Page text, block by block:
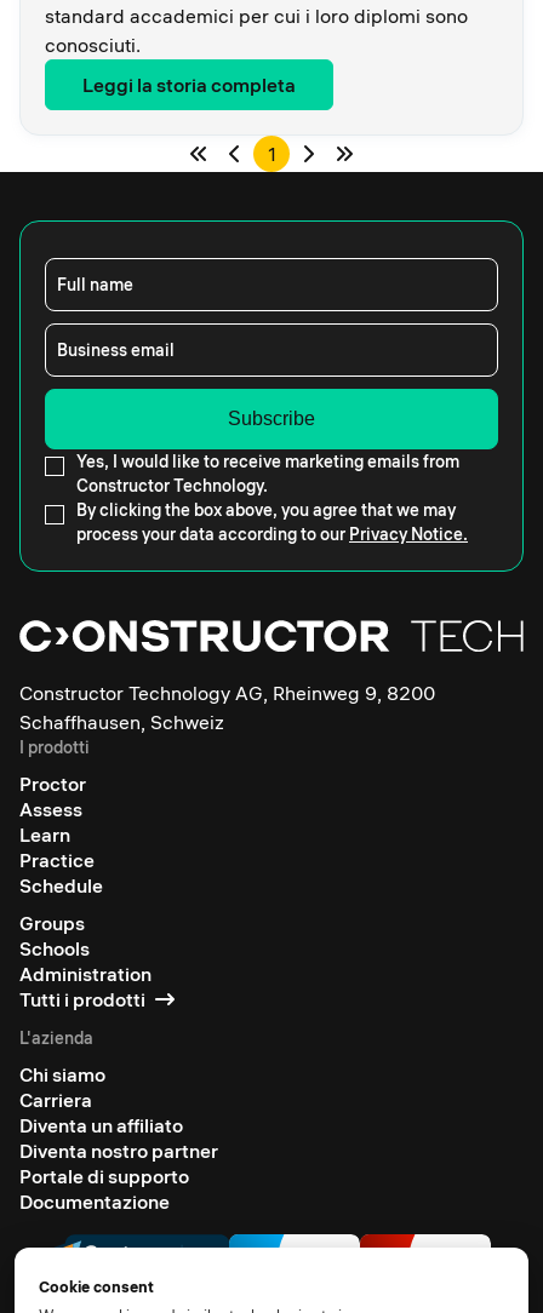
standard accademici per cui i loro diplomi sono
conosciuti.
Leggi la storia completa
1
Full name
Business email
Yes, I would like to receive marketing emails from
Constructor Technology.
By clicking the box above, you agree that we may
process your data according to our Privacy Notice.
Constructor Technology AG, Rheinweg 9, 8200
Schaffhausen, Schweiz
I prodotti
Proctor
Assess
Learn
Practice
Schedule
Groups
Schools
Administration
Tutti i prodotti
L'azienda
Chi siamo
Carriera
Diventa un affiliato
Diventa nostro partner
Portale di supporto
Documentazione
Cookie consent